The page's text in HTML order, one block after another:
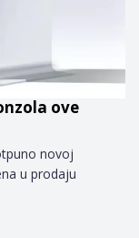
ove
novoj
u prodaju